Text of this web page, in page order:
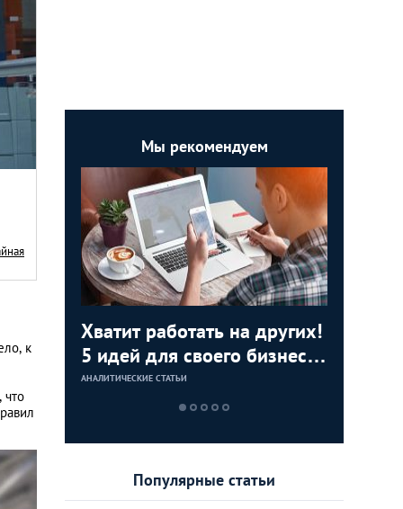
к
что
Мы рекомендуем
Хватит работать на других!
5 идей для своего бизнеса
в Петербурге
АНАЛИТИЧЕСКИЕ СТАТЬИ
Популярные статьи